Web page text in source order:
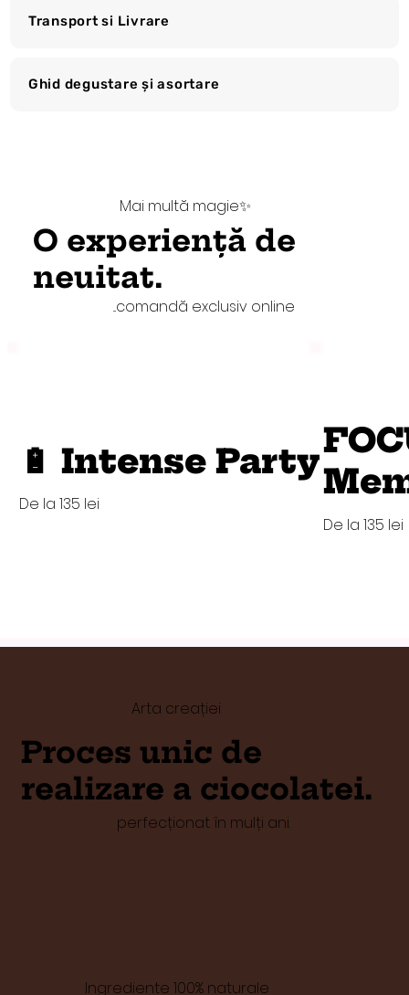
Transport si Livrare
Ghid degustare și asortare
Mai multă magie✨
O experiență de
neuitat.
...comandă exclusiv online
🔋 Intense Party
De la 135 lei
De la 135 lei
Arta creației
Proces unic de
realizare a ciocolatei.
perfecționat în mulți ani.
Ingrediente 100% naturale